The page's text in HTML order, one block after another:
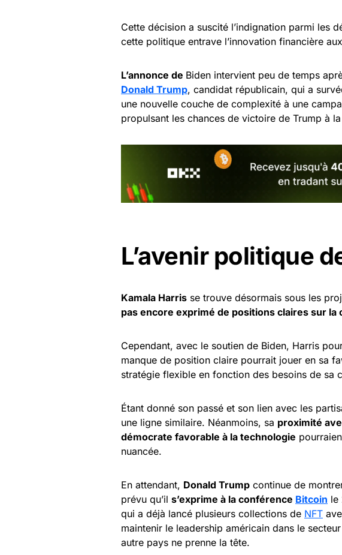
Cette décision a suscité l’indignation parmi les
cette politique entrave l’innovation financière
L’annonce de Biden intervient peu de temps
Donald Trump, candidat républicain, qui a
une nouvelle couche de complexité à une
propulsant les chances de victoire de Trump à la
L’avenir politique
Kamala Harris se trouve désormais sous les
pas encore exprimé de positions claires sur la
Cependant, avec le soutien de Biden, Harris
manque de position claire pourrait jouer en sa
stratégie flexible en fonction des besoins de sa
Étant donné son passé et son lien avec les
une ligne similaire. Néanmoins, sa proximité
démocrate favorable à la technologie
nuancée.
En attendant, Donald Trump continue de
prévu qu’il s’exprime à la conférence Bitcoin le
qui a déjà lancé plusieurs collections de NFT
maintenir le leadership américain dans le
autre pays ne prenne la tête.